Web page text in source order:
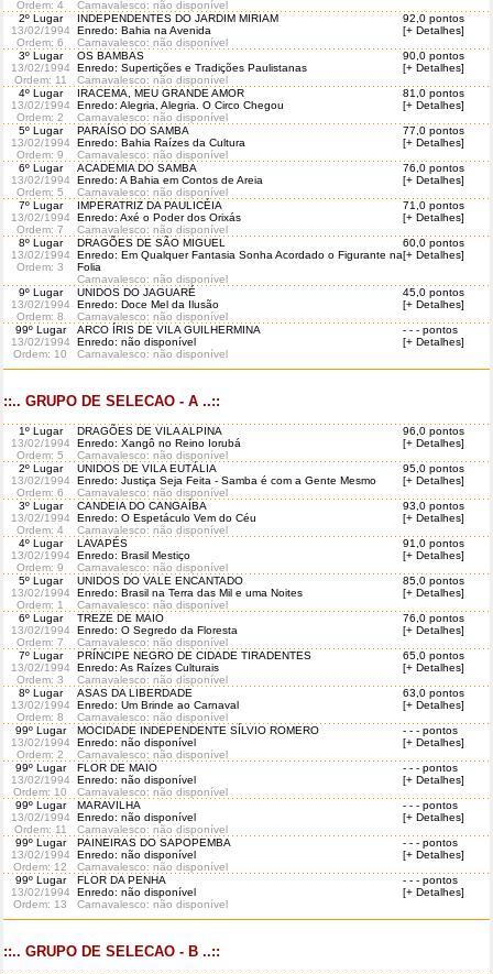
Ordem: 4
Carnavalesco: não disponível
2º Lugar
13/02/1994
Ordem: 6
INDEPENDENTES DO JARDIM MIRIAM
Enredo: Bahia na Avenida
Carnavalesco: não disponível
92,0 pontos
[+ Detalhes]
3º Lugar
13/02/1994
Ordem: 11
OS BAMBAS
Enredo: Supertições e Tradições Paulistanas
Carnavalesco: não disponível
90,0 pontos
[+ Detalhes]
4º Lugar
13/02/1994
Ordem: 2
IRACEMA, MEU GRANDE AMOR
Enredo: Alegria, Alegria. O Circo Chegou
Carnavalesco: não disponível
81,0 pontos
[+ Detalhes]
5º Lugar
13/02/1994
Ordem: 9
PARAÍSO DO SAMBA
Enredo: Bahia Raízes da Cultura
Carnavalesco: não disponível
77,0 pontos
[+ Detalhes]
6º Lugar
13/02/1994
Ordem: 5
ACADEMIA DO SAMBA
Enredo: A Bahia em Contos de Areia
Carnavalesco: não disponível
76,0 pontos
[+ Detalhes]
7º Lugar
13/02/1994
Ordem: 7
IMPERATRIZ DA PAULICÉIA
Enredo: Axé o Poder dos Orixás
Carnavalesco: não disponível
71,0 pontos
[+ Detalhes]
8º Lugar
13/02/1994
Ordem: 3
DRAGÕES DE SÃO MIGUEL
Enredo: Em Qualquer Fantasia Sonha Acordado o Figurante na
Folia
Carnavalesco: não disponível
60,0 pontos
[+ Detalhes]
9º Lugar
13/02/1994
Ordem: 8
UNIDOS DO JAGUARÉ
Enredo: Doce Mel da Ilusão
Carnavalesco: não disponível
45,0 pontos
[+ Detalhes]
99º Lugar
13/02/1994
Ordem: 10
ARCO ÍRIS DE VILA GUILHERMINA
Enredo: não disponível
Carnavalesco: não disponível
- - - pontos
[+ Detalhes]
::.. GRUPO DE SELECAO - A ..::
1º Lugar
13/02/1994
Ordem: 5
DRAGÕES DE VILA ALPINA
Enredo: Xangô no Reino Iorubá
Carnavalesco: não disponível
96,0 pontos
[+ Detalhes]
2º Lugar
13/02/1994
Ordem: 6
UNIDOS DE VILA EUTÁLIA
Enredo: Justiça Seja Feita - Samba é com a Gente Mesmo
Carnavalesco: não disponível
95,0 pontos
[+ Detalhes]
3º Lugar
13/02/1994
Ordem: 4
CANDEIA DO CANGAÍBA
Enredo: O Espetáculo Vem do Céu
Carnavalesco: não disponível
93,0 pontos
[+ Detalhes]
4º Lugar
13/02/1994
Ordem: 9
LAVAPÉS
Enredo: Brasil Mestiço
Carnavalesco: não disponível
91,0 pontos
[+ Detalhes]
5º Lugar
13/02/1994
Ordem: 1
UNIDOS DO VALE ENCANTADO
Enredo: Brasil na Terra das Mil e uma Noites
Carnavalesco: não disponível
85,0 pontos
[+ Detalhes]
6º Lugar
13/02/1994
Ordem: 7
TREZE DE MAIO
Enredo: O Segredo da Floresta
Carnavalesco: não disponível
76,0 pontos
[+ Detalhes]
7º Lugar
13/02/1994
Ordem: 3
PRÍNCIPE NEGRO DE CIDADE TIRADENTES
Enredo: As Raízes Culturais
Carnavalesco: não disponível
65,0 pontos
[+ Detalhes]
8º Lugar
13/02/1994
Ordem: 8
ASAS DA LIBERDADE
Enredo: Um Brinde ao Carnaval
Carnavalesco: não disponível
63,0 pontos
[+ Detalhes]
99º Lugar
13/02/1994
Ordem: 2
MOCIDADE INDEPENDENTE SÍLVIO ROMERO
Enredo: não disponível
Carnavalesco: não disponível
- - - pontos
[+ Detalhes]
99º Lugar
13/02/1994
Ordem: 10
FLOR DE MAIO
Enredo: não disponível
Carnavalesco: não disponível
- - - pontos
[+ Detalhes]
99º Lugar
13/02/1994
Ordem: 11
MARAVILHA
Enredo: não disponível
Carnavalesco: não disponível
- - - pontos
[+ Detalhes]
99º Lugar
13/02/1994
Ordem: 12
PAINEIRAS DO SAPOPEMBA
Enredo: não disponível
Carnavalesco: não disponível
- - - pontos
[+ Detalhes]
99º Lugar
13/02/1994
Ordem: 13
FLOR DA PENHA
Enredo: não disponível
Carnavalesco: não disponível
- - - pontos
[+ Detalhes]
::.. GRUPO DE SELECAO - B ..::